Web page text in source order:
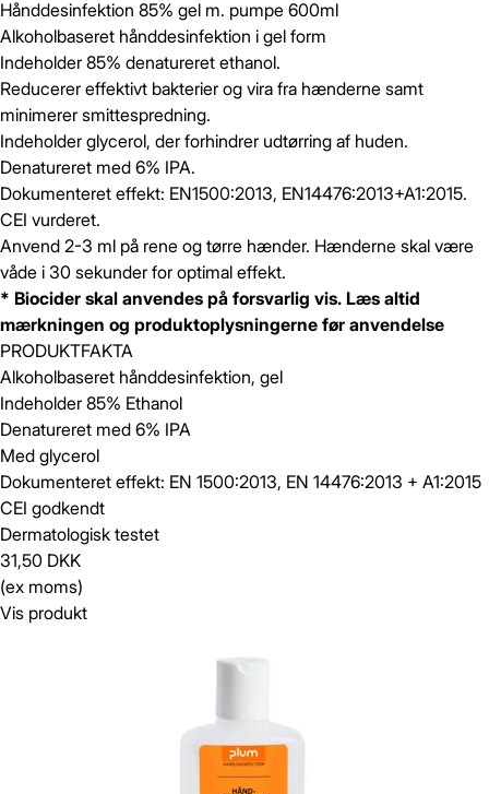
Hånddesinfektion 85% gel m. pumpe 600ml
Alkoholbaseret hånddesinfektion i gel form
Indeholder 85% denatureret ethanol.
Reducerer effektivt bakterier og vira fra hænderne samt
minimerer smittespredning.
Indeholder glycerol, der forhindrer udtørring af huden.
Denatureret med 6% IPA.
Dokumenteret effekt: EN1500:2013, EN14476:2013+A1:2015.
CEI vurderet.
Anvend 2-3 ml på rene og tørre hænder. Hænderne skal være
våde i 30 sekunder for optimal effekt.
* Biocider skal anvendes på forsvarlig vis. Læs altid
mærkningen og produktoplysningerne før anvendelse
PRODUKTFAKTA
Alkoholbaseret hånddesinfektion, gel
Indeholder 85% Ethanol
Denatureret med 6% IPA
Med glycerol
Dokumenteret effekt: EN 1500:2013, EN 14476:2013 + A1:2015
CEI godkendt
Dermatologisk testet
31,50 DKK
(ex moms)
Vis produkt